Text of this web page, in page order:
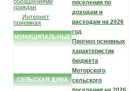
обращениями
граждан
Интернет
приемная
МУНИЦИПАЛЬНЫЕ
СЕЛЬСКАЯ ДУМА
поселения по
доходам и
расходам на 2026
год
Прогноз основных
характеристик
бюджета
Моторского
сельского